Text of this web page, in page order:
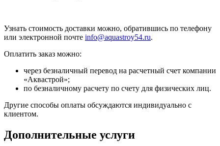
Узнать стоимость доставки можно, обратившись по телефону
или электронной почте info@aquastroy54.ru.
Оплатить заказ можно:
через безналичный перевод на расчетный счет компании
«Аквастрой»;
по безналичному расчету по счету для физических лиц.
Другие способы оплаты обсуждаются индивидуально с
клиентом.
Дополнительные услуги